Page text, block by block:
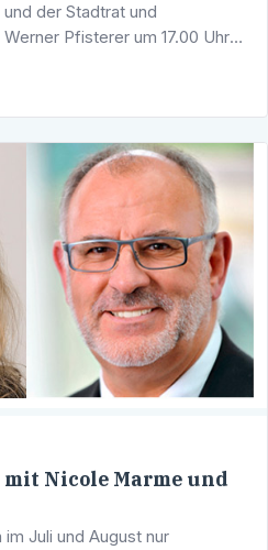
der Stadtrat und
Pfisterer um 17.00 Uhr
Nicole Marme und
Juli und August nur